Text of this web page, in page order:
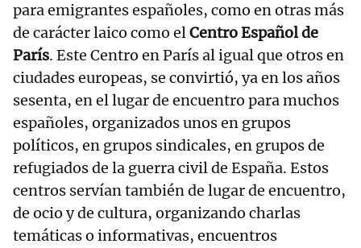
para emigrantes españoles, como en otras más
de carácter laico como elCentro Español de
París. Este Centro en París al igual que otros en
ciudades europeas, se convirtió, ya en los años
sesenta, en el lugar de encuentro para muchos
españoles, organizados unos en grupos
políticos, en grupos sindicales, en grupos de
refugiados de la guerra civil de España. Estos
centros servían también de lugar de encuentro,
de ocio y de cultura, organizando charlas
temáticas o informativas, encuentros